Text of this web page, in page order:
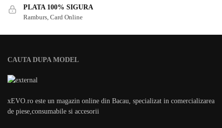
PLATA 100% SIGURA
Ramburs, Card Online
CAUTA DUPA MODEL
xEVO.ro este un magazin online din Bacau, specializat in comercializarea
de piese,consumabile si accesorii